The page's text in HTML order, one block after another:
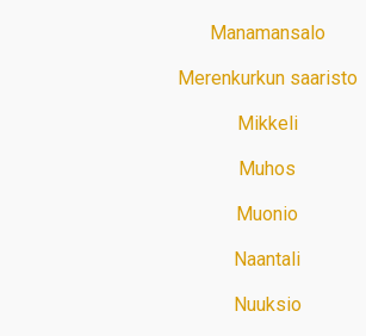
Manamansalo
Merenkurkun saaristo
Mikkeli
Muhos
Muonio
Naantali
Nuuksio